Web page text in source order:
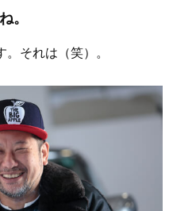
。
それは（笑）。